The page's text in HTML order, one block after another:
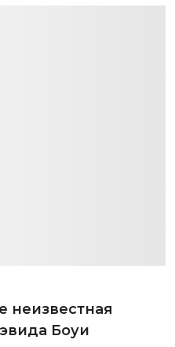
неизвестная
Боуи